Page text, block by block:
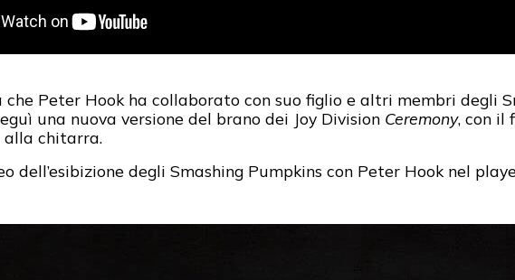
che Peter Hook ha collaborato con suo figlio e altri membri degli
una nuova versione del brano dei Joy Division Ceremony, con il
alla chitarra.
dell’esibizione degli Smashing Pumpkins con Peter Hook nel